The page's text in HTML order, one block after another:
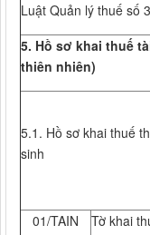
Luật Quản lý thuế số
5. Hồ sơ khai thuế
thiên nhiên)
5.1. Hồ sơ khai thuế
sinh
01/TAIN
Tờ khai